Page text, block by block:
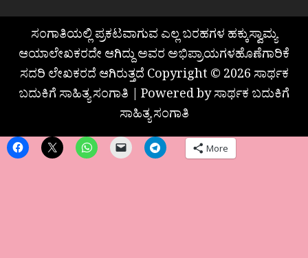
ಸಂಗಾತಿಯಲ್ಲಿ ಪ್ರಕಟವಾಗುವ ಎಲ್ಲ ಬರಹಗಳ ಹಕ್ಕುಸ್ವಾಮ್ಯ
ಆಯಾಲೇಖಕರದೇ ಆಗಿದ್ದು ಅವರ ಅಭಿಪ್ರಾಯಗಳಹೊಣೆಗಾರಿಕೆ
ಸದರಿ ಲೇಖಕರದೆ ಆಗಿರುತ್ತದೆ Copyright © 2026 ಸಾರ್ಥಕ
ಬದುಕಿಗೆ ಸಾಹಿತ್ಯ ಸಂಗಾತಿ | Powered by ಸಾರ್ಥಕ ಬದುಕಿಗೆ
ಸಾಹಿತ್ಯ ಸಂಗಾತಿ
More